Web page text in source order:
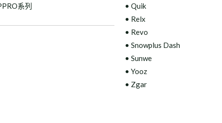
系列
• Quik
• Relx
• Revo
• Snowplus Dash
• Sunwe
• Yooz
• Zgar